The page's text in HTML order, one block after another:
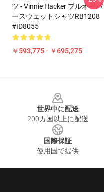
ツ - Vinnie Hacker プルオーバ
ースウェットシャツRB1208
#ID8055
￥593,775 - ￥695,275
世界中に配送
200カ国以上に配送
国際保証
使用国で提供